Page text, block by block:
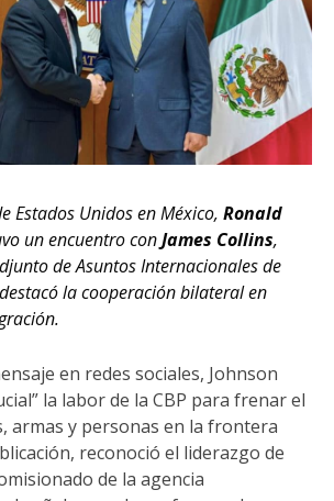
Estados Unidos en México, Ronald
un encuentro conJames Collins,
de Asuntos Internacionales de
la cooperación bilateral en
en redes sociales, Johnson
la labor de la CBP para frenar el
armas y personas en la frontera
reconoció el liderazgo de
de la agencia